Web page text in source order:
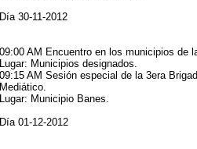
Día 30-11-2012
09:00 AM Encuentro en los municipios de
Lugar: Municipios designados.
09:15 AM Sesión especial de la 3era
Mediático.
Lugar: Municipio Banes.
Día 01-12-2012